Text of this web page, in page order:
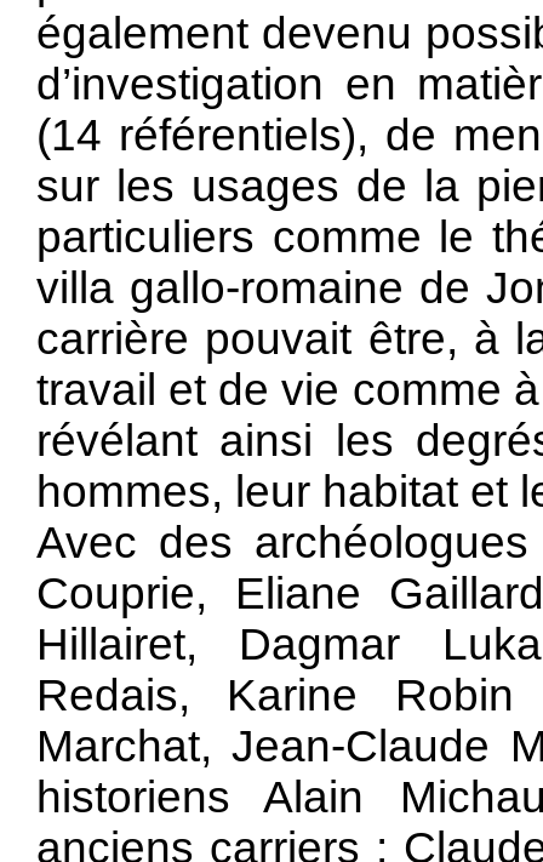
également devenu
d’investigation en
(14 référentiels), de
sur les usages de la
particuliers comme le
villa gallo-romaine de
carrière pouvait être, à
travail et de vie comme
révélant ainsi les
hommes, leur habitat et
Avec des
Couprie, Eliane
Hillairet, Dagmar
Redais, Karine
Marchat, Jean-Claude
historiens Alain
anciens carriers :